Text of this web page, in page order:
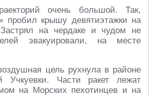
очень большой. Так,
пробил крышу девятиэтажки на
на чердаке и чудом не
эвакуировали, на месте
цель рухнула в районе
Учкуевки. Части ракет лежат
на Морских пехотинцев и на